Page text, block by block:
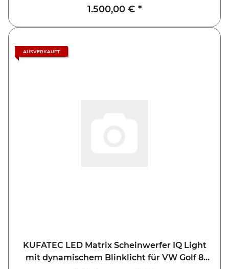
1.500,00 € *
AUSVERKAUFT
KUFATEC LED Matrix Scheinwerfer IQ Light
mit dynamischem Blinklicht für VW Golf 8